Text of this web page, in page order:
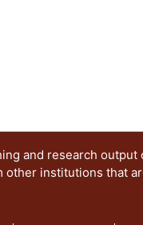
and research output
institutions that